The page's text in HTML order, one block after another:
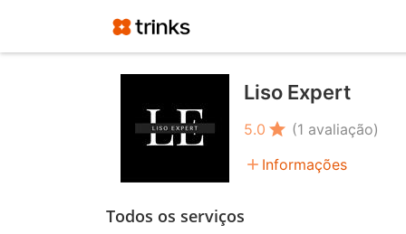
Liso Expert
5.0 star (1 avaliação)
add Informações
Todos os serviços